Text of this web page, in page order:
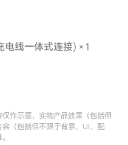
线一体式连接) × 1
作示意，实物产品效果（包括但
（包括但不限于背景、UI、配